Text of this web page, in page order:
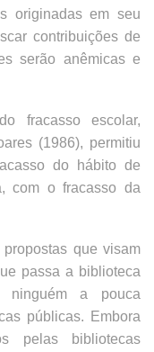
originadas em seu
contribuições de
serão anêmicas e
fracasso escolar,
(1986), permitiu
do hábito de
com o fracasso da
que visam
passa a biblioteca
ninguém a pouca
públicas. Embora
pelas bibliotecas